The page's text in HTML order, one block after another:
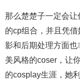
那么楚楚子一定会
的cp组合，并且凭
影和后期处理方面
美风格的coser，让
的cosplay生涯，她